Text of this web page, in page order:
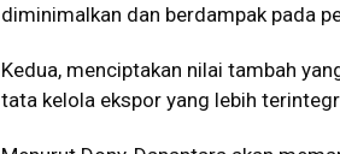
diminimalkan dan berdampak pada
Kedua, menciptakan nilai tambah
tata kelola ekspor yang lebih